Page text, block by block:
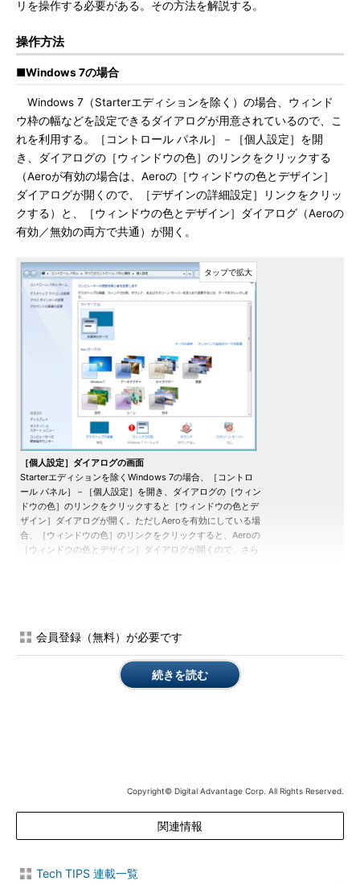
リを操作する必要がある。その方法を解説する。
操作方法
■Windows 7の場合
Windows 7（Starterエディションを除く）の場合、ウィンド
ウ枠の幅などを設定できるダイアログが用意されているので、こ
れを利用する。［コントロール パネル］－［個人設定］を開
き、ダイアログの［ウィンドウの色］のリンクをクリックする
（Aeroが有効の場合は、Aeroの［ウィンドウの色とデザイン］
ダイアログが開くので、［デザインの詳細設定］リンクをクリッ
クする）と、［ウィンドウの色とデザイン］ダイアログ（Aeroの
有効／無効の両方で共通）が開く。
［個人設定］ダイアログの画面
Starterエディションを除くWindows 7の場合、［コントロ
ール パネル］－［個人設定］を開き、ダイアログの［ウィン
ドウの色］のリンクをクリックすると［ウィンドウの色とデ
ザイン］ダイアログが開く。ただしAeroを有効にしている場
合、［ウィンドウの色］のリンクをクリックすると、Aeroの
［ウィンドウの色とデザイン］ダイアログが開くので、さら
Windows 7 Starterエディションの場合、［コントロール パネ
ル］－［個人設定］が無いので、［コントロール パネル］－
「ウィンドウの色とデザインの詳細設定」）が開く。
会員登録（無料）が必要です
続きを読む
Copyright© Digital Advantage Corp. All Rights Reserved.
関連情報
Tech TIPS 連載一覧